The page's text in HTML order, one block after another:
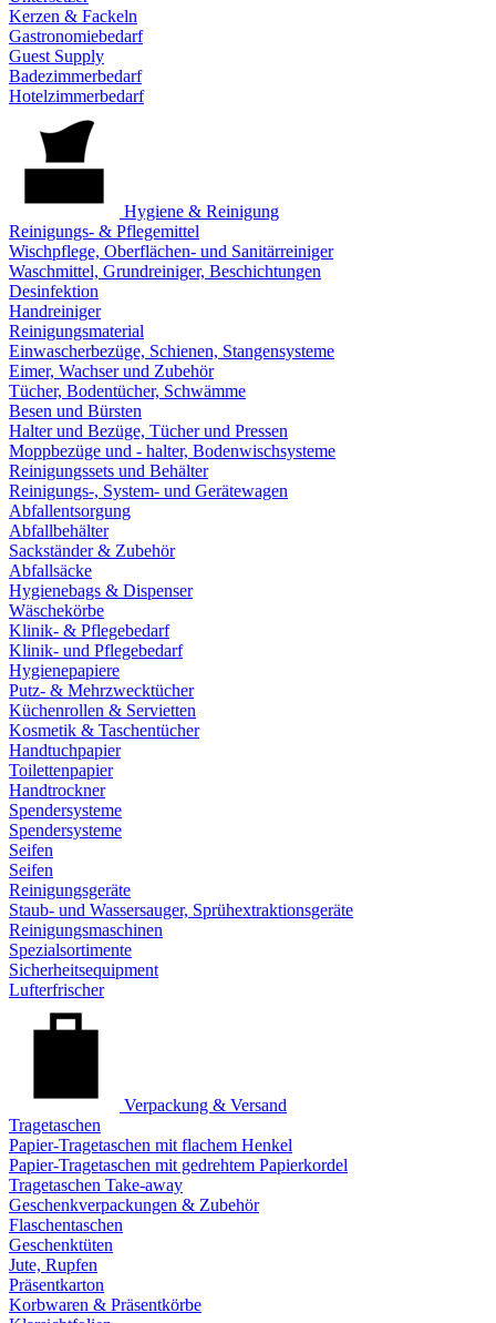
Kerzen & Fackeln
Gastronomiebedarf
Guest Supply
Badezimmerbedarf
Hotelzimmerbedarf
Hygiene & Reinigung
Reinigungs- & Pflegemittel
Wischpflege, Oberflächen- und Sanitärreiniger
Waschmittel, Grundreiniger, Beschichtungen
Desinfektion
Handreiniger
Reinigungsmaterial
Einwascherbezüge, Schienen, Stangensysteme
Eimer, Wachser und Zubehör
Tücher, Bodentücher, Schwämme
Besen und Bürsten
Halter und Bezüge, Tücher und Pressen
Moppbezüge und - halter, Bodenwischsysteme
Reinigungssets und Behälter
Reinigungs-, System- und Gerätewagen
Abfallentsorgung
Abfallbehälter
Sackständer & Zubehör
Abfallsäcke
Hygienebags & Dispenser
Wäschekörbe
Klinik- & Pflegebedarf
Klinik- und Pflegebedarf
Hygienepapiere
Putz- & Mehrzwecktücher
Küchenrollen & Servietten
Kosmetik & Taschentücher
Handtuchpapier
Toilettenpapier
Handtrockner
Spendersysteme
Spendersysteme
Seifen
Seifen
Reinigungsgeräte
Staub- und Wassersauger, Sprühextraktionsgeräte
Reinigungsmaschinen
Spezialsortimente
Sicherheitsequipment
Lufterfrischer
Verpackung & Versand
Tragetaschen
Papier-Tragetaschen mit flachem Henkel
Papier-Tragetaschen mit gedrehtem Papierkordel
Tragetaschen Take-away
Geschenkverpackungen & Zubehör
Flaschentaschen
Geschenktüten
Jute, Rupfen
Präsentkarton
Korbwaren & Präsentkörbe